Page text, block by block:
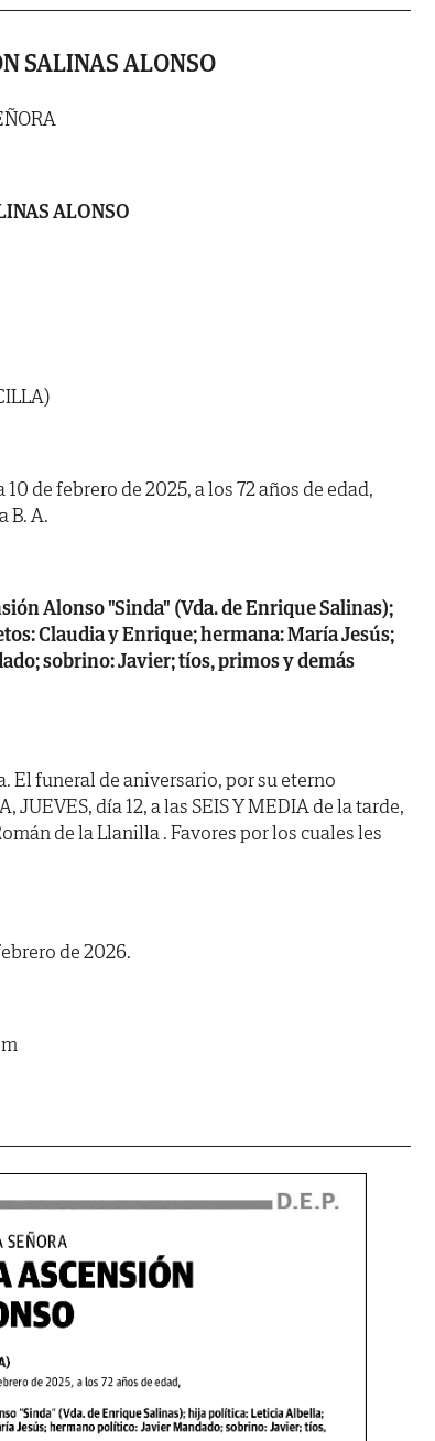
SALINAS ALONSO
ALONSO
de febrero de 2025, a los 72 años de edad,
B. A.
Alonso "Sinda" (Vda. de Enrique Salinas);
Claudia y Enrique; hermana: María Jesús;
sobrino: Javier; tíos, primos y demás
El funeral de aniversario, por su eterno
JUEVES, día 12, a las SEIS Y MEDIA de la tarde,
de la Llanilla . Favores por los cuales les
de 2026.